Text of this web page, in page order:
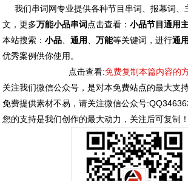
我们串词网专业提供各种节目串词、报幕词
文，更多万能小品串词 点击查看：小品节目通用
本站搜索：小品 、通用 、万能等关键词，进行通
优秀案例供你使用。
点击查看:免费复制本篇内容的
关注我们微信公众号，是对本免费站点的最大支持
免费提供素材不易，请关注微信公众号
您的支持是我们创作的最大动力，关注后可复制！